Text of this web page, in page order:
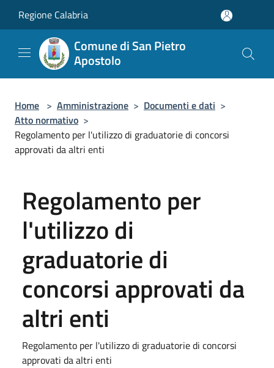
Regione Calabria
Comune di San Pietro
Apostolo
Home > Amministrazione > Documenti e dati >
Atto normativo >
Regolamento per l'utilizzo di graduatorie di concorsi
approvati da altri enti
Regolamento per
l'utilizzo di
graduatorie di
concorsi approvati da
altri enti
Regolamento per l'utilizzo di graduatorie di concorsi
approvati da altri enti